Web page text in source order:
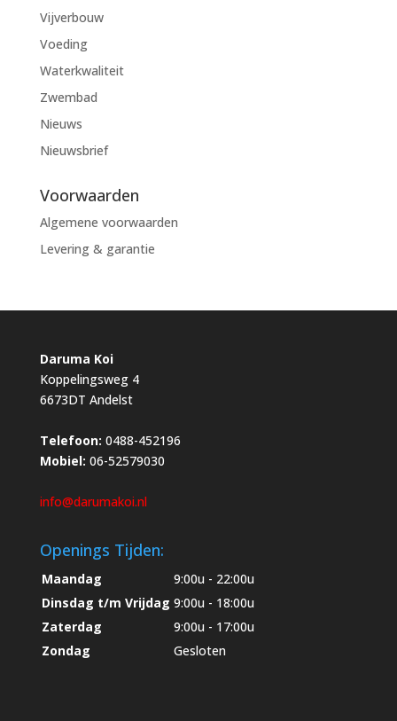
Vijverbouw
Voeding
Waterkwaliteit
Zwembad
Nieuws
Nieuwsbrief
Voorwaarden
Algemene voorwaarden
Levering & garantie
Daruma Koi
Koppelingsweg 4
6673DT Andelst
Telefoon: 0488-452196
Mobiel: 06-52579030
info@darumakoi.nl
Openings Tijden:
Maandag
9:00u - 22:00u
Dinsdag t/m Vrijdag 9:00u - 18:00u
Zaterdag
9:00u - 17:00u
Zondag
Gesloten